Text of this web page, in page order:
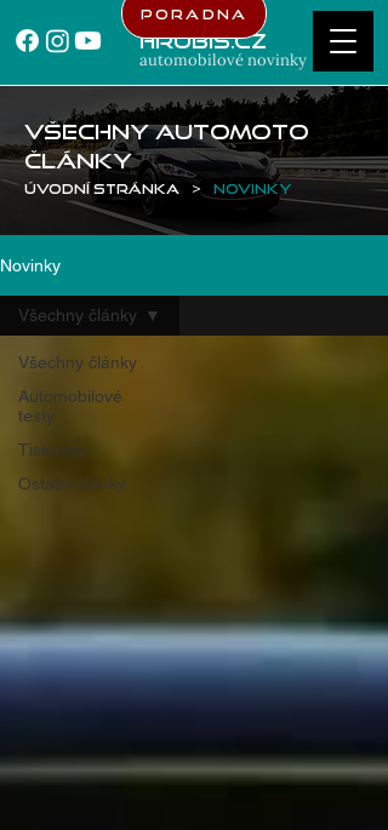
Hrubis.cz
automobilové novinky
Poradna
Všechny AUTOMOTO
články
Úvodní stránka > Novinky
Novinky
Všechny články
Automobilové
testy
Tiskovky
Ostatní články
Všechny články